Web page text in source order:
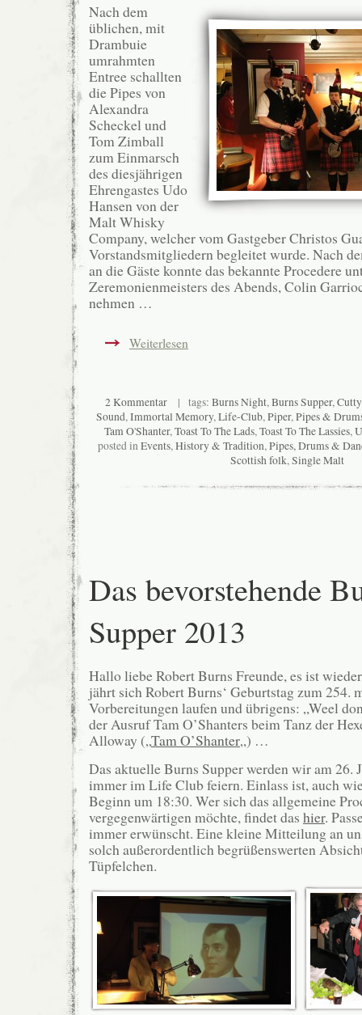
Nach dem
üblichen, mit
Drambuie
umrahmten
Entree schallten
die Pipes von
Alexandra
Scheckel und
Tom Zimball
zum Einmarsch
des diesjährigen
Ehrengastes Udo
Hansen von der
Malt Whisky
Company, welcher vom Gastgeber Christos
Vorstandsmitgliedern begleitet wurde. Nach
an die Gäste konnte das bekannte Procedere
Zeremonienmeisters des Abends, Colin
nehmen …
Weiterlesen
2 Kommentar | tags: Burns Night,Burns Supper,
Sound,Immortal Memory,Life-Club,Piper,Pipes &
Tam O'Shanter,Toast To The Lads,Toast To The Lassies,
posted inEvents,History & Tradition,Pipes, Drums &
Scottish folk,Single Malt
Das bevorstehende
Supper 2013
Hallo liebe Robert Burns Freunde, es ist
jährt sich Robert Burns‘ Geburtstag zum 254.
Vorbereitungen laufen und übrigens: „Weel
der Ausruf Tam O’Shanters beim Tanz der
Alloway („Tam O’Shanter„) …
Das aktuelle Burns Supper werden wir am 26.
immer im Life Club feiern. Einlass ist, auch
Beginn um 18:30. Wer sich das allgemeine
vergegenwärtigen möchte, findet das hier.
immer erwünscht. Eine kleine Mitteilung an
solch außerordentlich begrüßenswerten
Tüpfelchen.